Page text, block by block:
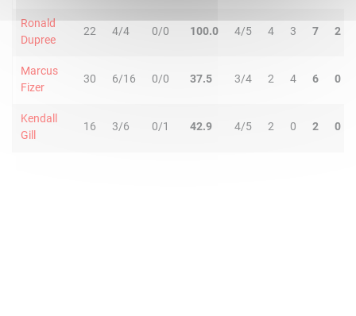
Ronald
Dupree
22 4/4 0/0 100.0 4/5 4 3 7 2
Marcus
Fizer
30 6/16 0/0 37.5 3/4 2 4 6 0
Kendall
Gill
16 3/6 0/1 42.9 4/5 2 0 2 0